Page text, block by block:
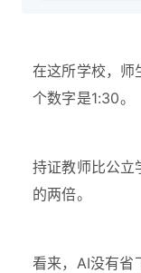
在这所学校，师
个数字是1:30。
持证教师比公立
的两倍。
看来，AI没有省